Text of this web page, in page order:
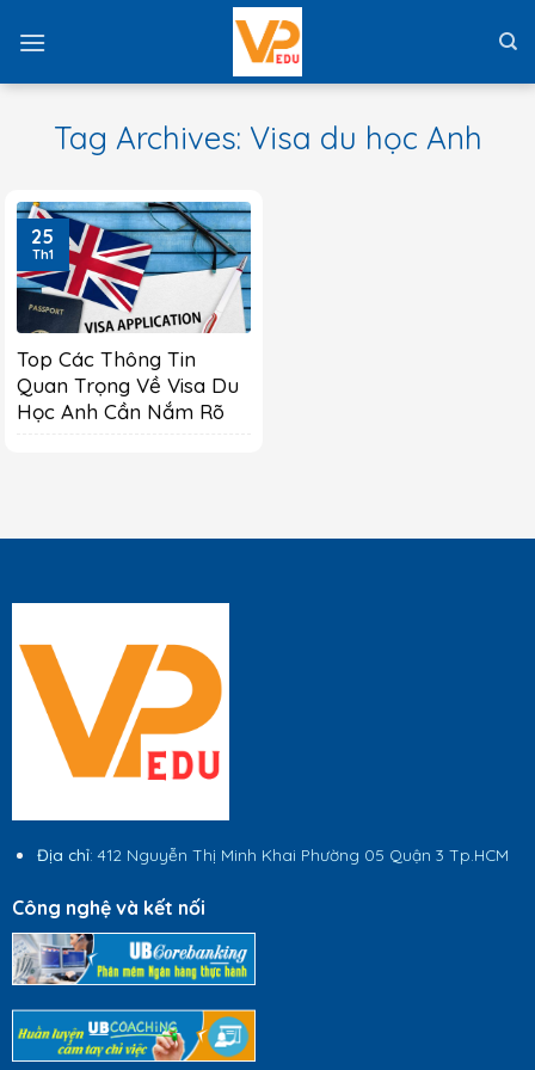
Tag Archives: Visa du học Anh
Top Các Thông Tin
Quan Trọng Về Visa Du
Học Anh Cần Nắm Rõ
25
Th1
Địa chỉ: 412 Nguyễn Thị Minh Khai Phường 05 Quận 3 Tp.HCM
Công nghệ và kết nối